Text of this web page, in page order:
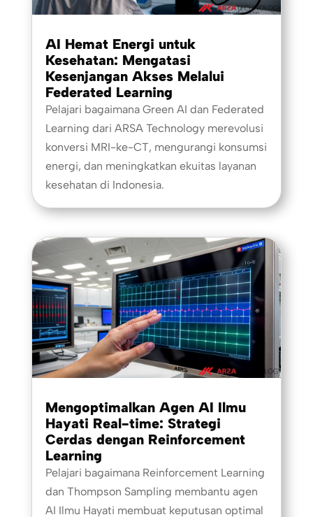
AI Hemat Energi untuk
Kesehatan: Mengatasi
Kesenjangan Akses Melalui
Federated Learning
Pelajari bagaimana Green AI dan Federated
Learning dari ARSA Technology merevolusi
konversi MRI-ke-CT, mengurangi konsumsi
energi, dan meningkatkan ekuitas layanan
kesehatan di Indonesia.
Mengoptimalkan Agen AI Ilmu
Hayati Real-time: Strategi
Cerdas dengan Reinforcement
Learning
Pelajari bagaimana Reinforcement Learning
dan Thompson Sampling membantu agen
AI Ilmu Hayati membuat keputusan optimal